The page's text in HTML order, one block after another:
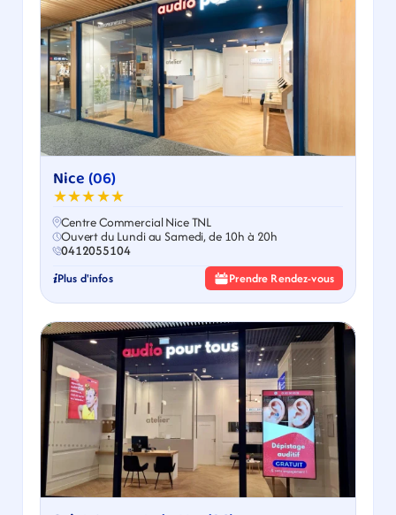
Nice (06)
★★★★★
Centre Commercial Nice TNL
Ouvert du Lundi au Samedi, de 10h à 20h
0412055104
Plus d'infos Prendre Rendez-vous